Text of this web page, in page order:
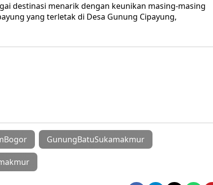
destinasi menarik dengan keunikan masing-masing
yang terletak di Desa Gunung Cipayung,
GunungBatuSukamakmur